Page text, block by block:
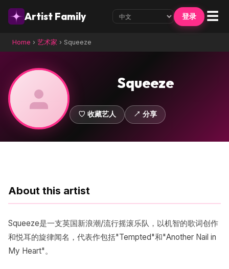
Artist Family 登录 ☰
Home › 艺术家 › Squeeze
Squeeze
♡ 收藏艺人 ↗ 分享
About this artist
Squeeze是一支英国新浪潮/流行摇滚乐队，以机智的歌词创作
和悦耳的旋律闻名，代表作包括"Tempted"和"Another Nail in
My Heart"。